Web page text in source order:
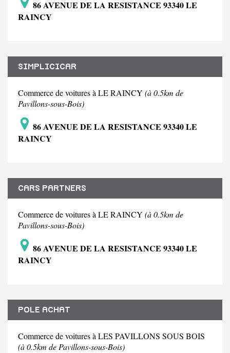
86 AVENUE DE LA RESISTANCE 93340 LE
RAINCY
SIMPLICICAR
Commerce de voitures à LE RAINCY (à 0.5km de
Pavillons-sous-Bois)
86 AVENUE DE LA RESISTANCE 93340 LE
RAINCY
CARS PARTNERS
Commerce de voitures à LE RAINCY (à 0.5km de
Pavillons-sous-Bois)
86 AVENUE DE LA RESISTANCE 93340 LE
RAINCY
POLE ACHAT
Commerce de voitures à LES PAVILLONS SOUS BOIS
(à 0.5km de Pavillons-sous-Bois)